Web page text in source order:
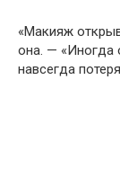
«Макияж
она. — «Иногда
навсегда